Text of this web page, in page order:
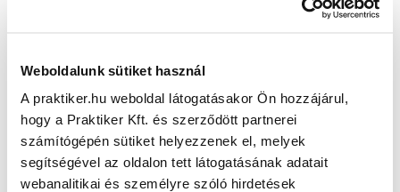
Weboldalunk sütiket használ
A praktiker.hu weboldal látogatásakor Ön hozzájárul,
hogy a Praktiker Kft. és szerződött partnerei
számítógépén sütiket helyezzenek el, melyek
segítségével az oldalon tett látogatásának adatait
webanalitikai és személyre szóló hirdetések
Oldal újratöltése